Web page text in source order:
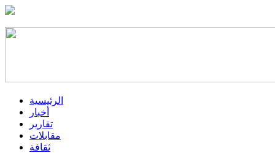
الرئيسية
أخبار
تقارير
مقابلات
ثقافة